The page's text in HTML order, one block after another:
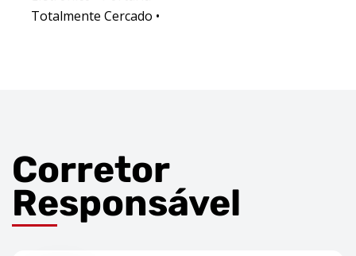
Totalmente Cercado •
Corretor
Responsável